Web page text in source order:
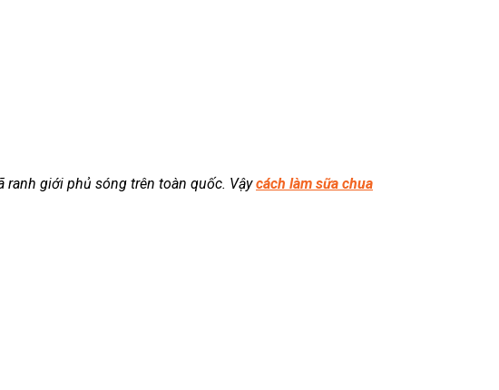
ranh giới phủ sóng trên toàn quốc. Vậycách làm sữa chua